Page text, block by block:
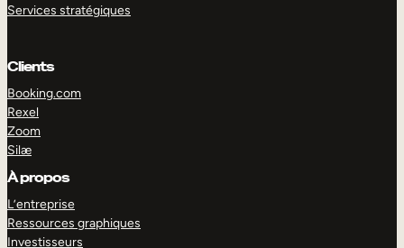
Services stratégiques
Clients
Booking.com
Rexel
Zoom
Silæ
À propos
L’entreprise
Ressources graphiques
Investisseurs